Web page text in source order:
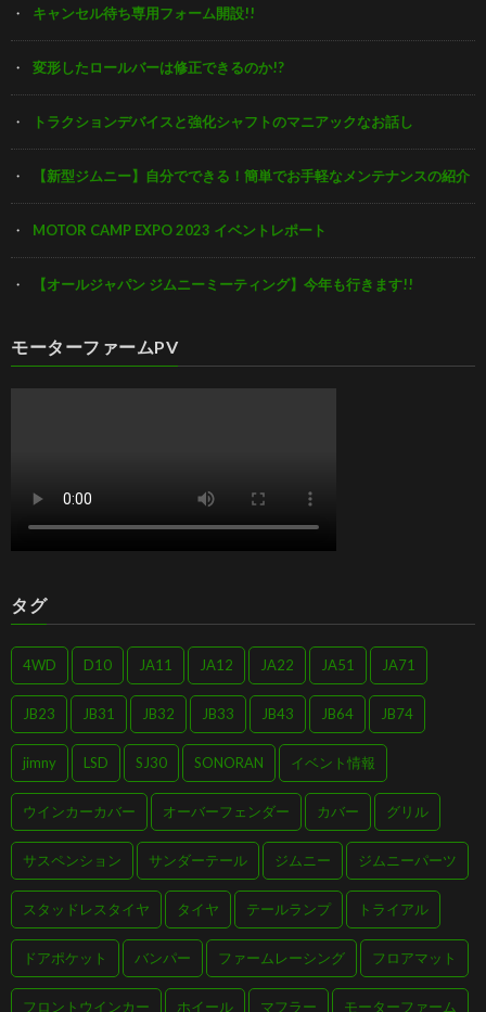
キャンセル待ち専用フォーム開設!!
変形したロールバーは修正できるのか!?
トラクションデバイスと強化シャフトのマニアックなお話し
【新型ジムニー】自分でできる！簡単でお手軽なメンテナンスの紹介
MOTOR CAMP EXPO 2023 イベントレポート
【オールジャパン ジムニーミーティング】今年も行きます!!
モーターファームPV
タグ
4WD D10 JA11 JA12 JA22 JA51 JA71
JB23 JB31 JB32 JB33 JB43 JB64 JB74
jimny LSD SJ30 SONORAN イベント情報
ウインカーカバー オーバーフェンダー カバー グリル
サスペンション サンダーテール ジムニー ジムニーパーツ
スタッドレスタイヤ タイヤ テールランプ トライアル
ドアポケット バンパー ファームレーシング フロアマット
フロントウインカー ホイール マフラー モーターファーム